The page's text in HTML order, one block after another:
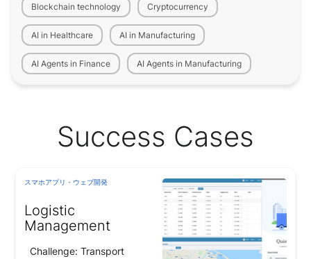
Blockchain technology Cryptocurrency
AI in Healthcare AI in Manufacturing
AI Agents in Finance AI Agents in Manufacturing
Success Cases
スマホアプリ・ウェブ開発
Logistic
Management
Challenge: Transport